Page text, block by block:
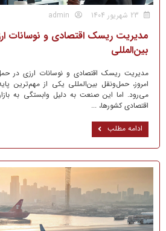
admin
مدیریت ریسک اقتصادی و نوسانات
بین‌المللی
مدیریت ریسک اقتصادی و نوسانات ارزی در
امروز، حمل‌ونقل بین‌المللی یکی از مهم‌ترین
می‌رود. اما این صنعت به دلیل وابستگی به
اقتصادی کشورها، ...
ادامه مطلب